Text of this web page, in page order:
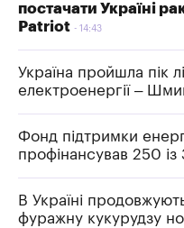
постачати Україні
Patriot
14:43
Україна пройшла пік
електроенергії –
Фонд підтримки
профінансував 250
В Україні
фуражну кукурудзу